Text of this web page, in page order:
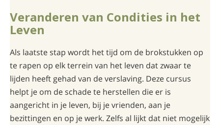
Veranderen van Condities in het
Leven
Als laatste stap wordt het tijd om de brokstukken op
te rapen op elk terrein van het leven dat zwaar te
lijden heeft gehad van de verslaving. Deze cursus
helpt je om de schade te herstellen die er is
aangericht in je leven, bij je vrienden, aan je
bezittingen en op je werk. Zelfs al lijkt dat niet mogelijk